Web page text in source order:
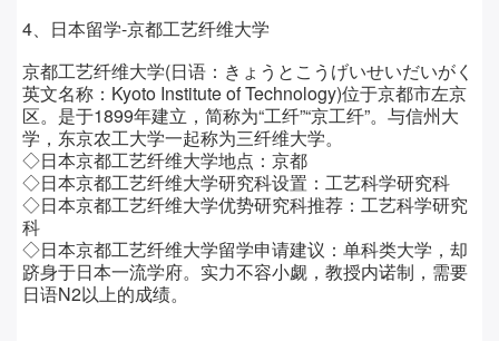
4、日本留学-京都工艺纤维大学
京都工艺纤维大学(日语：きょうとこうげいせいだいがく
英文名称：Kyoto Institute of Technology)位于京都市左京
区。是于1899年建立，简称为“工纤”“京工纤”。与信州大
学，东京农工大学一起称为三纤维大学。
◇日本京都工艺纤维大学地点： 京都
◇日本京都工艺纤维大学研究科设置： 工艺科学研究科
◇日本京都工艺纤维大学优势研究科推荐： 工艺科学研究
科
◇日本京都工艺纤维大学留学申请建议： 单科类大学，却
跻身于日本一流学府。实力不容小觑，教授内诺制，需要
日语N2以上的成绩。